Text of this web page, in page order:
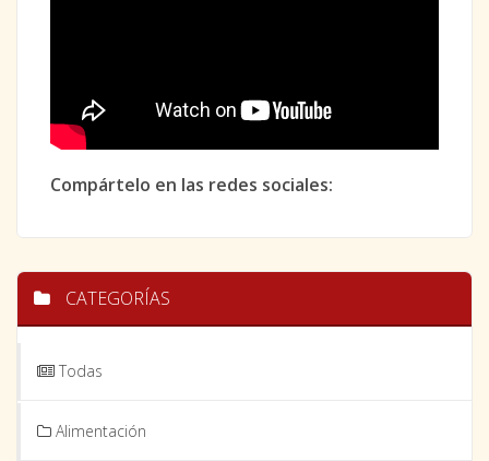
Compártelo en las redes sociales:
CATEGORÍAS
Todas
Alimentación